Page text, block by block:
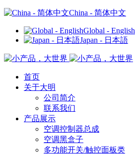
China - 简体中文
Global - English
Japan - 日本語
首页
关于大明
公司简介
联系我们
产品展示
空调控制器总成
空调黑盒子
多功能开关/触控面板类